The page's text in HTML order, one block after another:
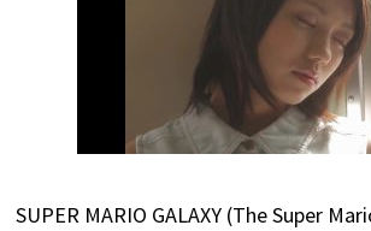
SUPER MARIO GALAXY (The Super